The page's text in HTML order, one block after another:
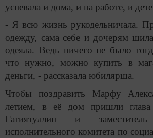
успевала и дома, и на работе, и
- Я всю жизнь рукодельничала.
одежду, сама себе и дочерям шила
одеяла. Ведь ничего не было
что нужно, можно купить в
деньги, - рассказала юбилярша.
Чтобы поздравить Марфу
летием, в её дом пришли глава
Гатиятуллин и заместитель
исполнительного комитета по